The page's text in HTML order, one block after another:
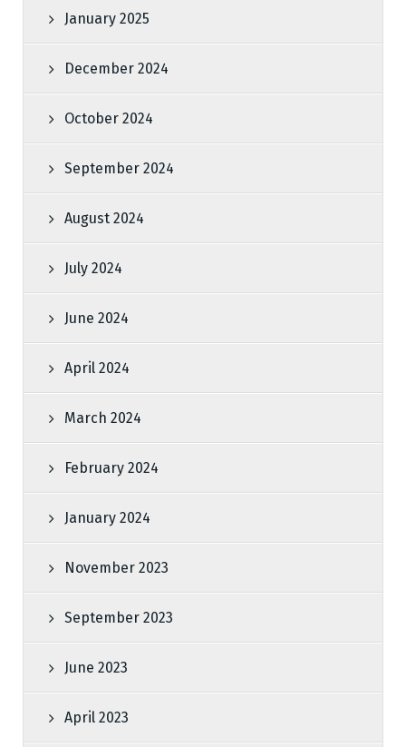
January 2025
December 2024
October 2024
September 2024
August 2024
July 2024
June 2024
April 2024
March 2024
February 2024
January 2024
November 2023
September 2023
June 2023
April 2023